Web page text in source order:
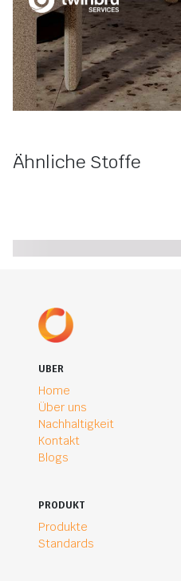
Ähnliche Stoffe
UBER
Home
Über uns
Nachhaltigkeit
Kontakt
Blogs
PRODUKT
Produkte
Standards